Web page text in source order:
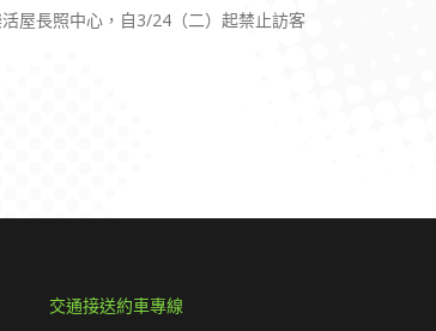
屋長照中心，自3/24（二）起禁止訪客
交通接送約車專線